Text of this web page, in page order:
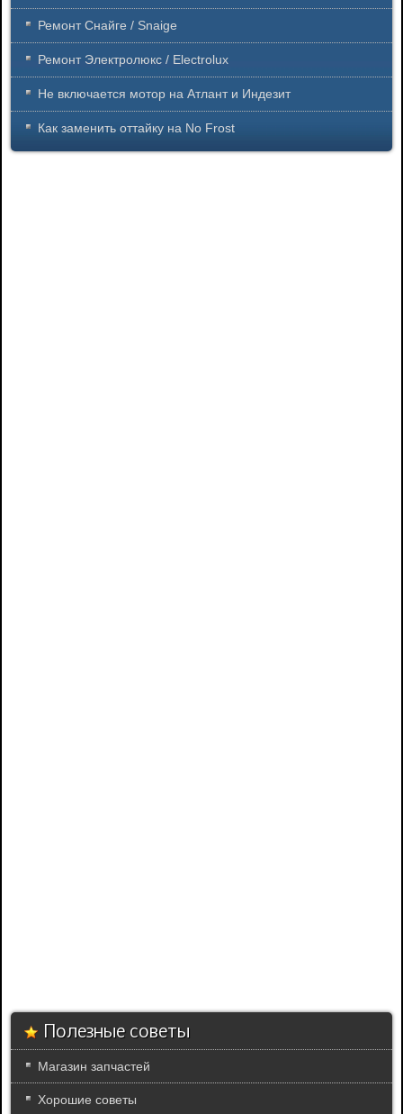
Ремонт Снайге / Snaige
Ремонт Электролюкс / Electrolux
Не включается мотор на Атлант и Индезит
Как заменить оттайку на No Frost
Полезные советы
Магазин запчастей
Хорошие советы